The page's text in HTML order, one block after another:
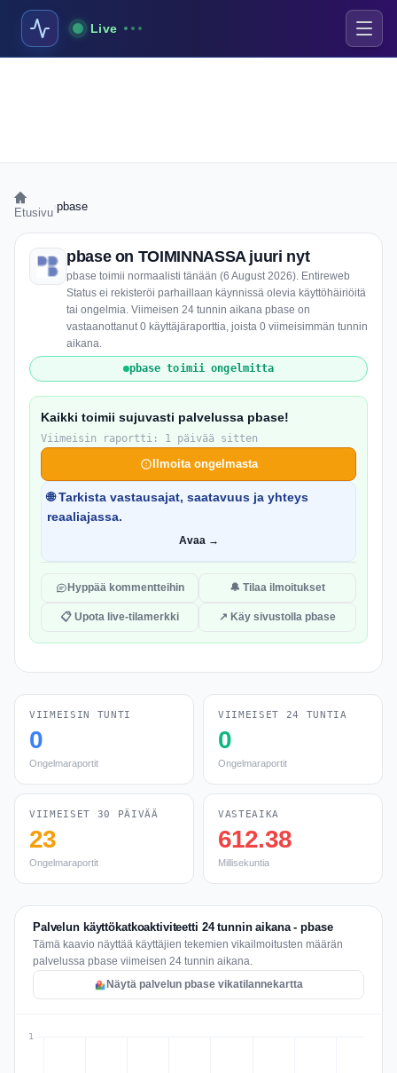
Live
Etusivu pbase
pbase on TOIMINNASSA juuri nyt
pbase toimii normaalisti tänään (6 August 2026). Entireweb
Status ei rekisteröi parhaillaan käynnissä olevia käyttöhäiriöitä
tai ongelmia. Viimeisen 24 tunnin aikana pbase on
vastaanottanut 0 käyttäjäraporttia, joista 0 viimeisimmän tunnin
aikana.
pbase toimii ongelmitta
Kaikki toimii sujuvasti palvelussa pbase!
Viimeisin raportti: 1 päivää sitten
Ilmoita ongelmasta
🌐 Tarkista vastausajat, saatavuus ja yhteys
reaaliajassa.
Avaa →
Hyppää kommentteihin 🔔 Tilaa ilmoitukset
📋 Upota live-tilamerkki ↗ Käy sivustolla pbase
VIIMEISIN TUNTI
0
Ongelmaraportit
VIIMEISET 24 TUNTIA
0
Ongelmaraportit
VIIMEISET 30 PÄIVÄÄ
23
Ongelmaraportit
VASTEAIKA
612.38
Millisekuntia
Palvelun käyttökatkoaktiviteetti 24 tunnin aikana - pbase
Tämä kaavio näyttää käyttäjien tekemien vikailmoitusten määrän
palvelussa pbase viimeisen 24 tunnin aikana.
Näytä palvelun pbase vikatilannekartta